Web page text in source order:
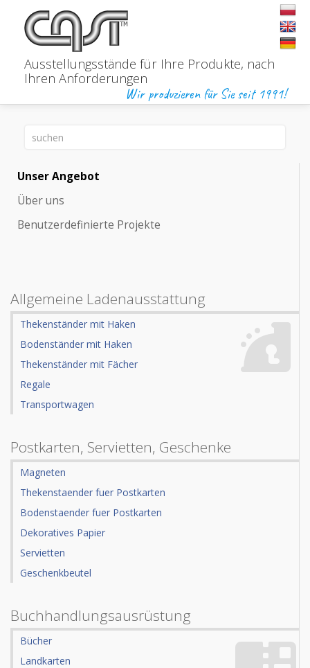
Ausstellungsstände für Ihre Produkte, nach
Ihren Anforderungen
Wir produzieren für Sie seit 1991!
Unser Angebot
Über uns
Benutzerdefinierte Projekte
Allgemeine Ladenausstattung
Thekenständer mit Haken
Bodenständer mit Haken
Thekenständer mit Fächer
Regale
Transportwagen
Postkarten, Servietten, Geschenke
Magneten
Thekenstaender fuer Postkarten
Bodenstaender fuer Postkarten
Dekoratives Papier
Servietten
Geschenkbeutel
Buchhandlungsausrüstung
Bücher
Landkarten